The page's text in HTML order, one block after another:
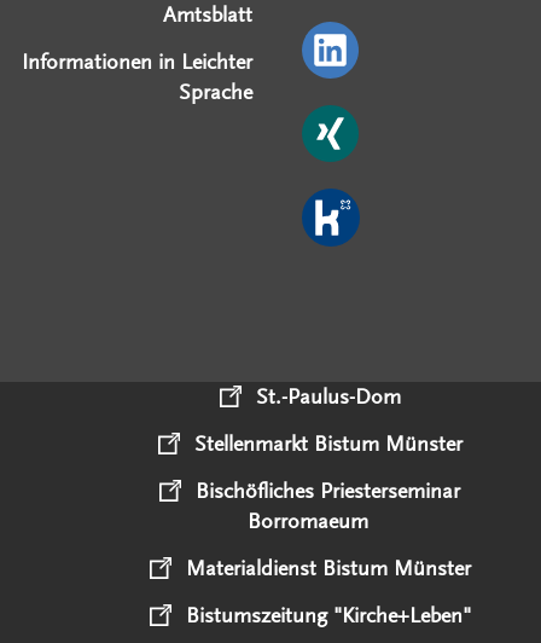
Amtsblatt
Informationen in Leichter
Sprache
St.-Paulus-Dom
Stellenmarkt Bistum Münster
Bischöfliches Priesterseminar
Borromaeum
Materialdienst Bistum Münster
Bistumszeitung "Kirche+Leben"